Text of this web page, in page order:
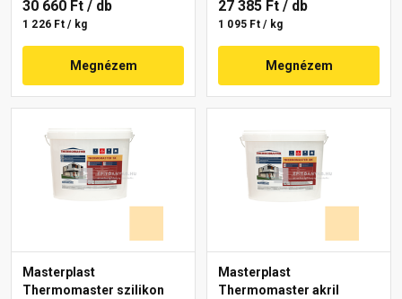
30 660 Ft / db
1 226 Ft / kg
Megnézem
27 385 Ft / db
1 095 Ft / kg
Megnézem
Masterplast
Thermomaster szilikon
Masterplast
Thermomaster akril